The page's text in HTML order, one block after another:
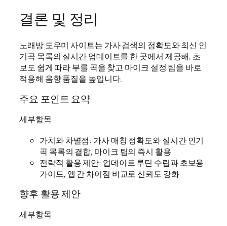
결론 및 정리
노래방 도우미 사이트는 가사 검색의 정확도와 최신 인
기곡 목록의 실시간 업데이트를 한 곳에서 제공해, 초
보도 쉽게 따라 부를 곡을 찾고 마이크 설정 팁을 바로
적용해 음향 품질을 높입니다.
주요 포인트 요약
세부항목
가치와 차별점: 가사 매칭 정확도와 실시간 인기
곡 목록의 결합, 마이크 팁의 즉시 활용
전략적 활용 제안: 업데이트 루틴 수립과 초보용
가이드, 앱 간 차이점 비교로 신뢰도 강화
향후 활용 제안
세부항목